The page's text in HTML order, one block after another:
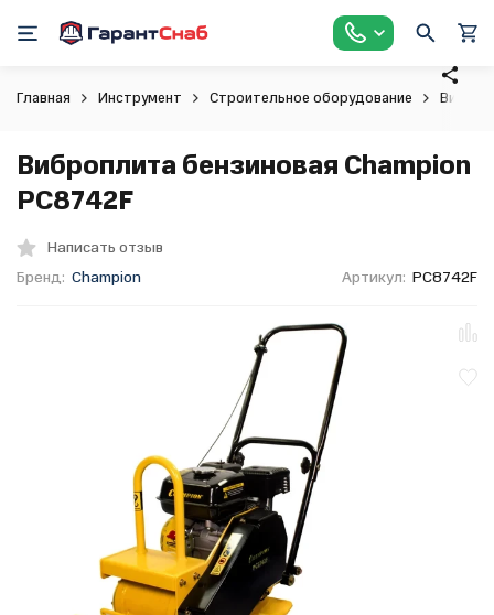
Главная Инструмент Строительное оборудование
Виброплита бензиновая Champion
PC8742F
Написать отзыв
Бренд: Champion Артикул: PC8742F